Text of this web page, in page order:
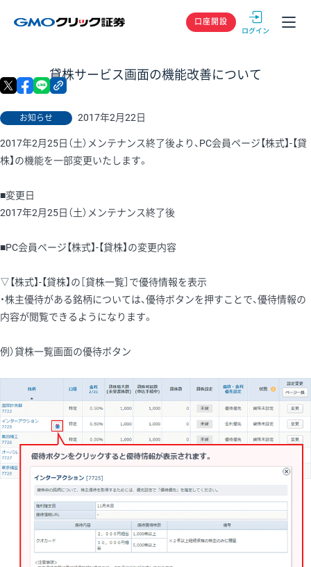
GMOクリック
口座開設
貸株サービス画面の機能改善について
お知らせ 2017年2月22日
X facebook
2017年2月25日（土）メンテナンス終了後より、PC会員ページ【株式】-【貸
株】の機能を一部変更いたします。
■変更日
2017年2月25日（土）メンテナンス終了後
■PC会員ページ【株式】-【貸株】の変更内容
▽【株式】-【貸株】の［貸株一覧］で優待情報を表示
・株主優待がある銘柄については、優待ボタンを押すことで、優待情報の
内容が閲覧できるようになります。
例）貸株一覧画面の優待ボタン